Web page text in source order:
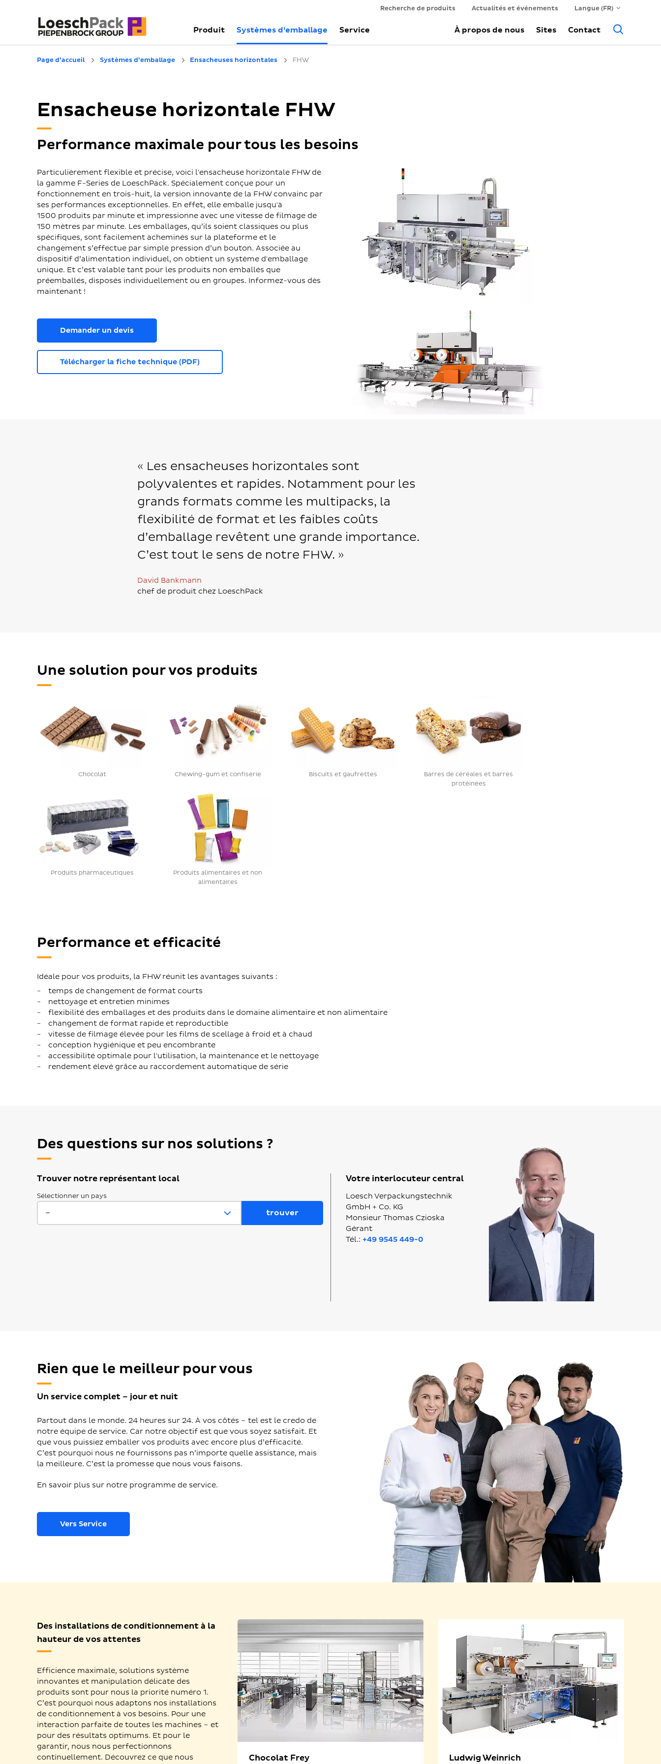
Recherche de produits Actualités et événements Langue (FR)
Produit Systèmes d’emballage Service À propos de nous Sites Contact
Page d’accueil Systèmes d’emballage Ensacheuses horizontales FHW
Ensacheuse horizontale FHW
Performance maximale pour tous les besoins
Particulièrement flexible et précise, voici l'ensacheuse horizontale FHW de
la gamme F-Series de LoeschPack. Spécialement conçue pour un
fonctionnement en trois-huit, la version innovante de la FHW convainc par
ses performances exceptionnelles. En effet, elle emballe jusqu'à
1500 produits par minute et impressionne avec une vitesse de filmage de
150 mètres par minute. Les emballages, qu’ils soient classiques ou plus
spécifiques, sont facilement acheminés sur la plateforme et le
changement s’effectue par simple pression d’un bouton. Associée au
dispositif d’alimentation individuel, on obtient un système d'emballage
unique. Et c’est valable tant pour les produits non emballés que
préemballés, disposés individuellement ou en groupes. Informez-vous dès
maintenant !
Demander un devis
Télécharger la fiche technique (PDF)
« Les ensacheuses horizontales sont
polyvalentes et rapides. Notamment pour les
grands formats comme les multipacks, la
flexibilité de format et les faibles coûts
d’emballage revêtent une grande importance.
C’est tout le sens de notre FHW. »
David Bankmann
chef de produit chez LoeschPack
Une solution pour vos produits
Chocolat Chewing-gum et confiserie Biscuits et gaufrettes
Barres de céréales et barres
protéinées
Produits pharmaceutiques
Produits alimentaires et non
alimentaires
Performance et efficacité
Idéale pour vos produits, la FHW réunit les avantages suivants :
temps de changement de format courts
nettoyage et entretien minimes
flexibilité des emballages et des produits dans le domaine alimentaire et non alimentaire
changement de format rapide et reproductible
vitesse de filmage élevée pour les films de scellage à froid et à chaud
conception hygiénique et peu encombrante
accessibilité optimale pour l'utilisation, la maintenance et le nettoyage
rendement élevé grâce au raccordement automatique de série
Des questions sur nos solutions ?
Trouver notre représentant local
Sélectionner un pays
Votre interlocuteur central
Loesch Verpackungstechnik
GmbH + Co. KG
Monsieur Thomas Czioska
Gérant
Tél.: +49 9545 449-0
Rien que le meilleur pour vous
Un service complet – jour et nuit
Partout dans le monde. 24 heures sur 24. À vos côtés – tel est le credo de
notre équipe de service. Car notre objectif est que vous soyez satisfait. Et
que vous puissiez emballer vos produits avec encore plus d’efficacité.
C’est pourquoi nous ne fournissons pas n’importe quelle assistance, mais
la meilleure. C’est la promesse que nous vous faisons.
En savoir plus sur notre programme de service.
Vers Service
Des installations de conditionnement à la
hauteur de vos attentes
Efficience maximale, solutions système
innovantes et manipulation délicate des
produits sont pour nous la priorité numéro 1.
C’est pourquoi nous adaptons nos installations
de conditionnement à vos besoins. Pour une
interaction parfaite de toutes les machines – et
pour des résultats optimums. Et pour le
garantir, nous nous perfectionnons
continuellement. Découvrez ce que nous
Chocolat Frey Ludwig Weinrich